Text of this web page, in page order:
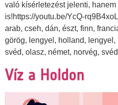
való kísérletezést jelenti,
is!https://youtu.be/YcQ-
arab, cseh, dán, észt, finn,
görög, lengyel, holland, lengyel,
svéd, olasz, német, norvég,
Víz a Holdon